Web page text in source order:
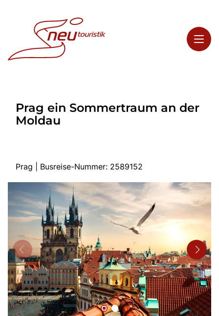
Highlights
Service
Busreisen
Bus mieten
Flughafentransfer
Kontakt
Prag ein Sommertraum an der
Moldau
Prag | Busreise-Nummer: 2589152